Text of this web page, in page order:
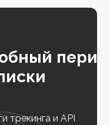
трекинга и API